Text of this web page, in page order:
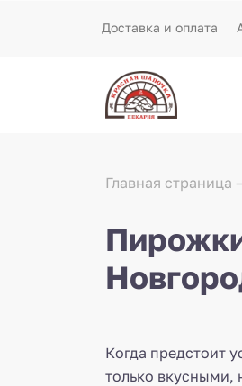
Доставка и оплата
Главная страница
Когда предстоит
только вкусными,